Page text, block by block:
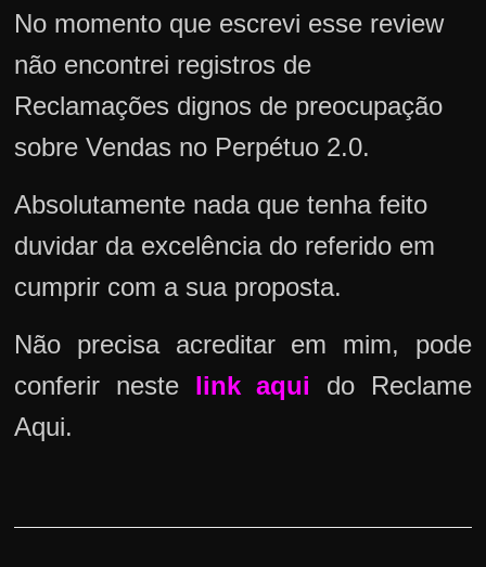
No momento que escrevi esse review
não encontrei registros de
Reclamações dignos de preocupação
sobre Vendas no Perpétuo 2.0.
Absolutamente nada que tenha feito
duvidar da excelência do referido em
cumprir com a sua proposta.
Não precisa acreditar em mim, pode
conferir neste link aqui
do Reclame
Aqui.